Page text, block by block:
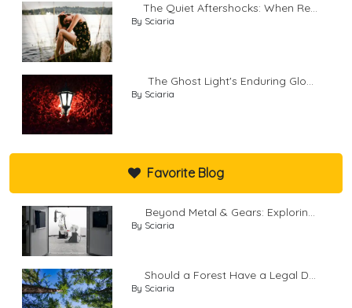
The Quiet Aftershocks: When Re...
By Sciaria
The Ghost Light's Enduring Glo...
By Sciaria
Favorite Blog
Beyond Metal & Gears: Explorin...
By Sciaria
Should a Forest Have a Legal D...
By Sciaria